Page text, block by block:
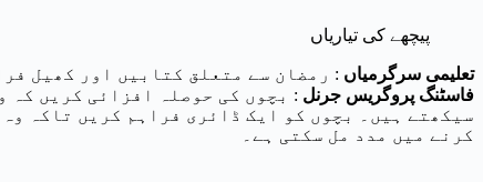
پیچھے کی تیاریاں
تعلیمی سرگرمیاں : رمضان سے متعلق کتابیں اور کھیل
فاسٹنگ پروگریس جرنل : بچوں کی حوصلہ افزائی کریں کہ
سیکھتے ہیں۔ بچوں کو ایک ڈائری فراہم کریں تاکہ
کرنے میں مدد مل سکتی ہے۔